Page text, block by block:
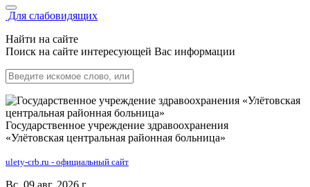
Для слабовидящих
Найти на сайте
Поиск на сайте интересующей Вас информации
Государственное учреждение здравоохранения
«Улётовская центральная районная больница»
ulety-crb.ru - официальный сайт
Вс. 09 авг. 2026 г.